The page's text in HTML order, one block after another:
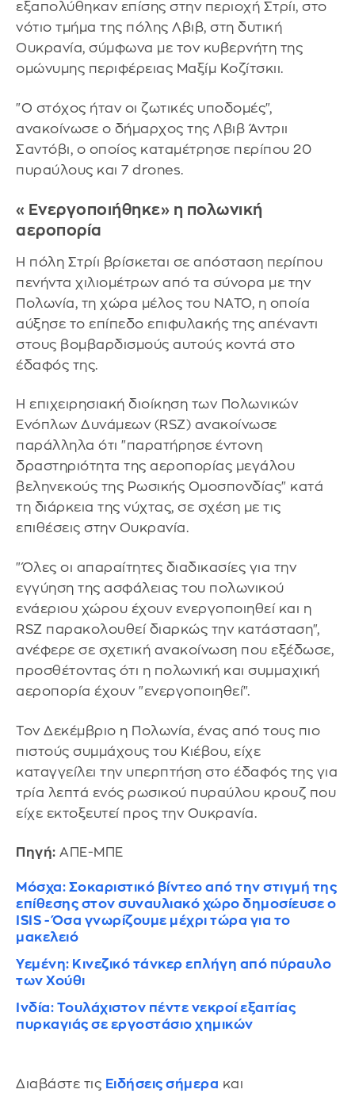
εξαπολύθηκαν επίσης στην περιοχή Στρίι, στο
νότιο τμήμα της πόλης Λβιβ, στη δυτική
Ουκρανία, σύμφωνα με τον κυβερνήτη της
ομώνυμης περιφέρειας Μαξίμ Κοζίτσκιι.
"Ο στόχος ήταν οι ζωτικές υποδομές",
ανακοίνωσε ο δήμαρχος της Λβιβ Άντριι
Σαντόβι, ο οποίος καταμέτρησε περίπου 20
πυραύλους και 7 drones.
«Ενεργοποιήθηκε» η πολωνική
αεροπορία
Η πόλη Στρίι βρίσκεται σε απόσταση περίπου
πενήντα χιλιομέτρων από τα σύνορα με την
Πολωνία, τη χώρα μέλος του NATO, η οποία
αύξησε το επίπεδο επιφυλακής της απέναντι
στους βομβαρδισμούς αυτούς κοντά στο
έδαφός της.
Η επιχειρησιακή διοίκηση των Πολωνικών
Ενόπλων Δυνάμεων (RSZ) ανακοίνωσε
παράλληλα ότι "παρατήρησε έντονη
δραστηριότητα της αεροπορίας μεγάλου
βεληνεκούς της Ρωσικής Ομοσπονδίας" κατά
τη διάρκεια της νύχτας, σε σχέση με τις
επιθέσεις στην Ουκρανία.
"Όλες οι απαραίτητες διαδικασίες για την
εγγύηση της ασφάλειας του πολωνικού
ενάεριου χώρου έχουν ενεργοποιηθεί και η
RSZ παρακολουθεί διαρκώς την κατάσταση",
ανέφερε σε σχετική ανακοίνωση που εξέδωσε,
προσθέτοντας ότι η πολωνική και συμμαχική
αεροπορία έχουν "ενεργοποιηθεί".
Τον Δεκέμβριο η Πολωνία, ένας από τους πιο
πιστούς συμμάχους του Κιέβου, είχε
καταγγείλει την υπερπτήση στο έδαφός της για
τρία λεπτά ενός ρωσικού πυραύλου κρουζ που
είχε εκτοξευτεί προς την Ουκρανία.
Πηγή: ΑΠΕ-ΜΠΕ
Μόσχα: Σοκαριστικό βίντεο από την στιγμή της
επίθεσης στον συναυλιακό χώρο δημοσίευσε ο
ISIS - Όσα γνωρίζουμε μέχρι τώρα για το
μακελειό
Υεμένη: Κινεζικό τάνκερ επλήγη από πύραυλο
των Χούθι
Ινδία: Τουλάχιστον πέντε νεκροί εξαιτίας
πυρκαγιάς σε εργοστάσιο χημικών
Διαβάστε τις Ειδήσεις σήμερα και